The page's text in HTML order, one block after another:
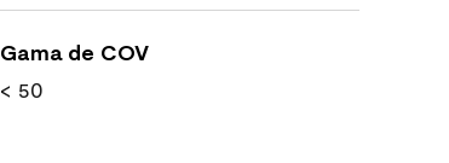
Gama de COV
< 50